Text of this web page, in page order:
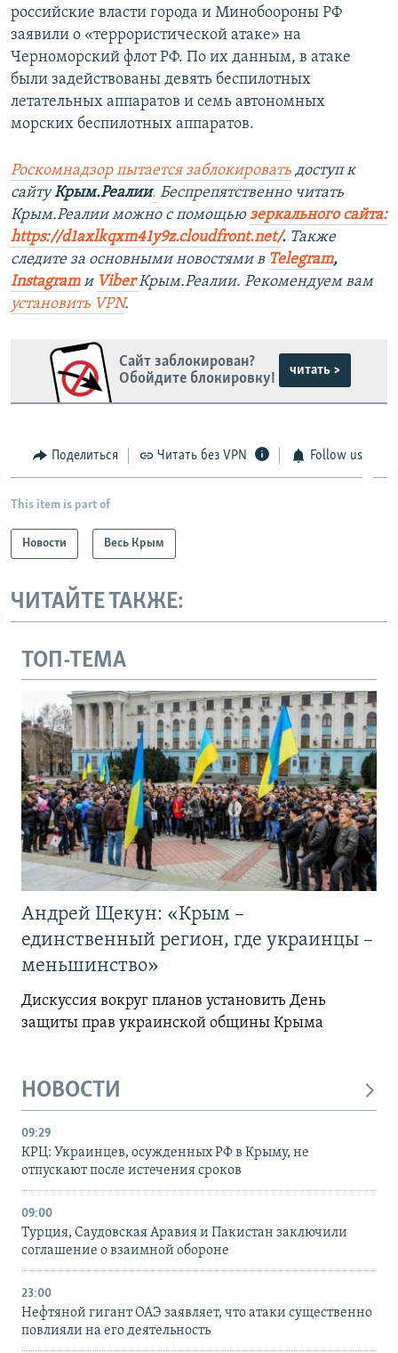
российские власти города и Минобоороны РФ
заявили о «террористической атаке» на
Черноморский флот РФ. По их данным, в атаке
были задействованы девять беспилотных
летательных аппаратов и семь автономных
морских беспилотных аппаратов.
Роскомнадзор пытается заблокировать доступ к
сайтуКрым.Реалии. Беспрепятственно читать
Крым.Реалии можно с помощью зеркального сайта:
https://d1axlkqxm41y9z.cloudfront.net/. ​ Также
следите за основными новостями в Telegram,
Instagram и ViberКрым.Реалии. Рекомендуем вам
установить VPN.
Сайт заблокирован?
Обойдите блокировку!
читать >
Поделиться Читать без VPN Follow us
This item is part of
Новости Весь Крым
ЧИТАЙТЕ ТАКЖЕ:
ТОП-ТЕМА
Андрей Щекун: «Крым –
единственный регион, где украинцы –
меньшинство»
Дискуссия вокруг планов установить День
защиты прав украинской общины Крыма
НОВОСТИ
09:29
КРЦ: Украинцев, осужденных РФ в Крыму, не
отпускают после истечения сроков
09:00
Турция, Саудовская Аравия и Пакистан заключили
соглашение о взаимной обороне
23:00
Нефтяной гигант ОАЭ заявляет, что атаки существенно
повлияли на его деятельность